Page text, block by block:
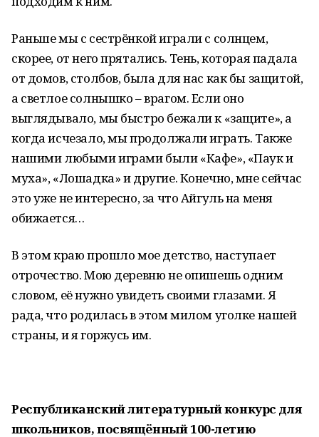
Раньше мы с сестрёнкой играли с солнцем,
скорее, от него прятались. Тень, которая падала
от домов, столбов, была для нас как бы защитой,
а светлое солнышко – врагом. Если оно
выглядывало, мы быстро бежали к «защите», а
когда исчезало, мы продолжали играть. Также
нашими любыми играми были «Кафе», «Паук и
муха», «Лошадка» и другие. Конечно, мне сейчас
это уже не интересно, за что Айгуль на меня
обижается…
В этом краю прошло мое детство, наступает
отрочество. Мою деревню не опишешь одним
словом, её нужно увидеть своими глазами. Я
рада, что родилась в этом милом уголке нашей
страны, и я горжусь им.
Республиканский литературный конкурс для
школьников, посвящённый 100-летию